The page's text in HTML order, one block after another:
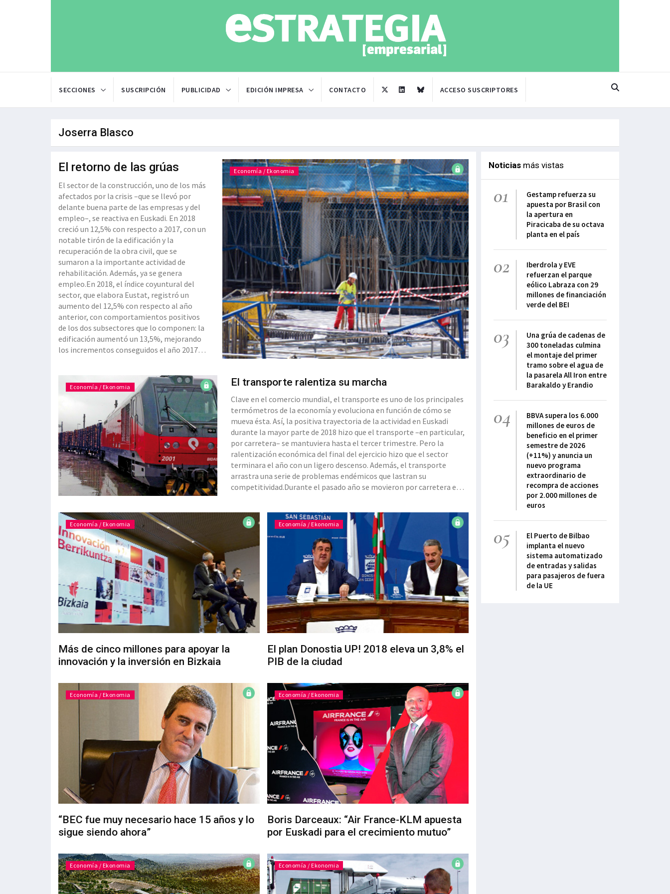
SECCIONES SUSCRIPCIÓN PUBLICIDAD EDICIÓN IMPRESA CONTACTO ACCESO SUSCRIPTORES
Joserra Blasco
El retorno de las grúas
El sector de la construcción, uno de los más
afectados por la crisis –que se llevó por
delante buena parte de las empresas y del
empleo–, se reactiva en Euskadi. En 2018
creció un 12,5% con respecto a 2017, con un
notable tirón de la edificación y la
recuperación de la obra civil, que se
sumaron a la importante actividad de
rehabilitación. Además, ya se genera
empleo.En 2018, el índice coyuntural del
sector, que elabora Eustat, registró un
aumento del 12,5% con respecto al año
anterior, con comportamientos positivos
de los dos subsectores que lo componen: la
edificación aumentó un 13,5%, mejorando
los incrementos conseguidos el año 2017,
Economía / Ekonomia
Economía / Ekonomia El transporte ralentiza su marcha
Clave en el comercio mundial, el transporte es uno de los principales
termómetros de la economía y evoluciona en función de cómo se
mueva ésta. Así, la positiva trayectoria de la actividad en Euskadi
durante la mayor parte de 2018 hizo que el transporte –en particular,
por carretera– se mantuviera hasta el tercer trimestre. Pero la
ralentización económica del final del ejercicio hizo que el sector
terminara el año con un ligero descenso. Además, el transporte
arrastra una serie de problemas endémicos que lastran su
competitividad.Durante el pasado año se movieron por carretera en
Economía / Ekonomia
Más de cinco millones para apoyar la
innovación y la inversión en Bizkaia
Economía / Ekonomia
El plan Donostia UP! 2018 eleva un 3,8% el
PIB de la ciudad
Economía / Ekonomia
“BEC fue muy necesario hace 15 años y lo
sigue siendo ahora”
Economía / Ekonomia
Boris Darceaux: “Air France-KLM apuesta
por Euskadi para el crecimiento mutuo”
Economía / Ekonomia Economía / Ekonomia
Noticiasmás vistas
01
Gestamp refuerza su
apuesta por Brasil con
la apertura en
Piracicaba de su octava
planta en el país
02
Iberdrola y EVE
refuerzan el parque
eólico Labraza con 29
millones de financiación
verde del BEI
03
Una grúa de cadenas de
300 toneladas culmina
el montaje del primer
tramo sobre el agua de
la pasarela All Iron entre
Barakaldo y Erandio
04
BBVA supera los 6.000
millones de euros de
beneficio en el primer
semestre de 2026
(+11%) y anuncia un
nuevo programa
extraordinario de
recompra de acciones
por 2.000 millones de
euros
05
El Puerto de Bilbao
implanta el nuevo
sistema automatizado
de entradas y salidas
para pasajeros de fuera
de la UE